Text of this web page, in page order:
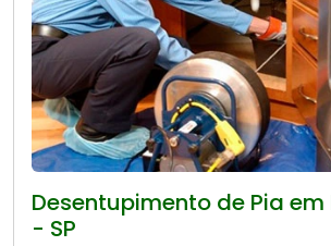
Desentupimento de Pia
- SP